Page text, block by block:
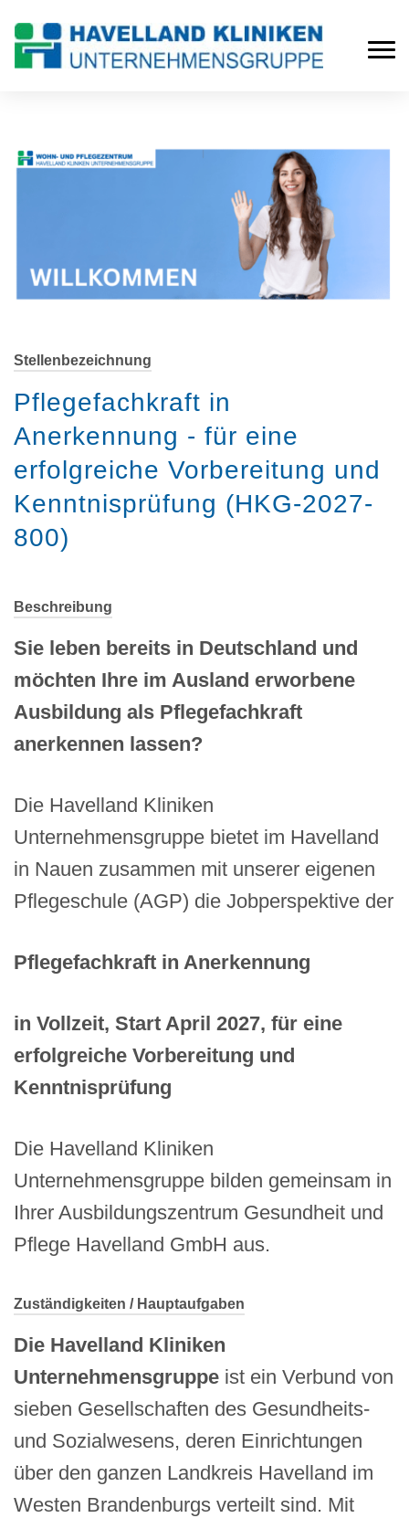
Stellenbezeichnung
Pflegefachkraft in
Anerkennung - für eine
erfolgreiche Vorbereitung und
Kenntnisprüfung (HKG-2027-
800)
Beschreibung
Sie leben bereits in Deutschland und
möchten Ihre im Ausland erworbene
Ausbildung als Pflegefachkraft
anerkennen lassen?
Die Havelland Kliniken
Unternehmensgruppe bietet im Havelland
in Nauen zusammen mit unserer eigenen
Pflegeschule (AGP) die Jobperspektive der
Pflegefachkraft in Anerkennung
in Vollzeit, Start April 2027, für eine
erfolgreiche Vorbereitung und
Kenntnisprüfung
Die Havelland Kliniken
Unternehmensgruppe bilden gemeinsam in
Ihrer Ausbildungszentrum Gesundheit und
Pflege Havelland GmbH aus.
Zuständigkeiten / Hauptaufgaben
Die Havelland Kliniken
Unternehmensgruppe ist ein Verbund von
sieben Gesellschaften des Gesundheits-
und Sozialwesens, deren Einrichtungen
über den ganzen Landkreis Havelland im
Westen Brandenburgs verteilt sind. Mit